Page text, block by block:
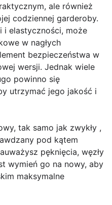
ale również
codziennej garderoby.
i elastyczności, może
w nagłych
bezpieczeństwa w
wersji. Jednak wiele
powinno się
utrzymać jego jakość i
tak samo jak zwykły ,
pod kątem
pęknięcia, węzły
wymień go na nowy, aby
maksymalne